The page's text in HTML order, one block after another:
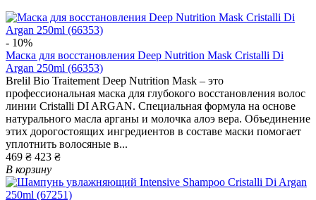
- 10%
Маска для восстановления Deep Nutrition Mask Cristalli Di
Argan 250ml (66353)
Brelil Bio Traitement Deep Nutrition Mask – это
профессиональная маска для глубокого восстановления волос
линии Cristalli DI ARGAN. Специальная формула на основе
натурального масла арганы и молочка алоэ вера. Объединение
этих дорогостоящих ингредиентов в составе маски помогает
уплотнить волосяные в...
469 ₴ 423 ₴
В корзину